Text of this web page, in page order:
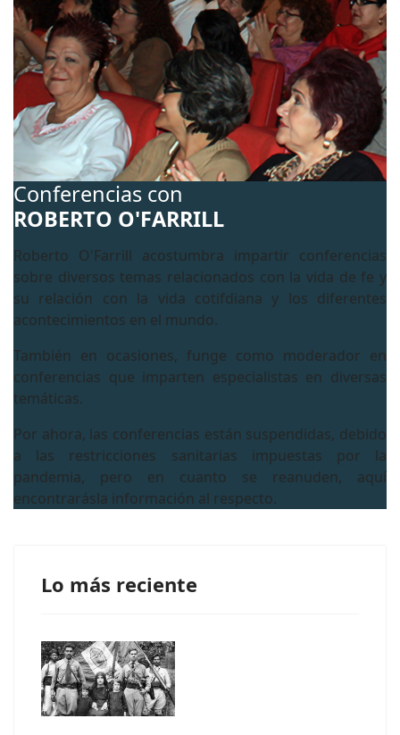
Conferencias con
ROBERTO O'FARRILL
Roberto O'Farrill acostumbra impartir conferencias
sobre diversos temas relacionados con la vida de fe y
su relación con la vida cotifdiana y los diferentes
acontecimientos en el mundo.
También en ocasiones, funge como moderador en
conferencias que imparten especialistas en diversas
temáticas.
Por ahora, las conferencias están suspendidas, debido
a las restricciones sanitarias impuestas por la
pandemia, pero en cuanto se reanuden, aquí
encontrarásla información al respecto.
Lo más reciente